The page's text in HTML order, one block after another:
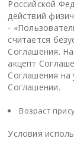
Российской
действий
-
считается
Соглашения.
акцепт
Соглашения на
Соглашении.
Возраст
Условия